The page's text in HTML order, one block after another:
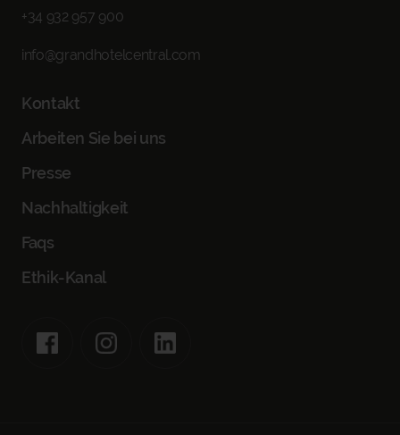
DATEN AUSWÄHLEN
1 ZIMMER, 2 ERWACHSENE
BUCHEN
+34 932 957 900
info@grandhotelcentral.com
Kontakt
Arbeiten Sie bei uns
Presse
Nachhaltigkeit
Faqs
Ethik-Kanal